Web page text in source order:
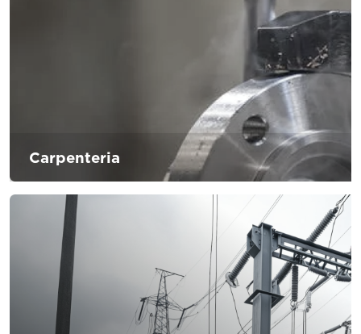
Carpenteria
tecnologie legate all’uso dei macchinari e alla realizzazione
del prodotto metallico finito. D’Andrea s’impegna nel
produrre prodotti che possono aiutare i propri clienti a far
fronte alle nuove tecnologie